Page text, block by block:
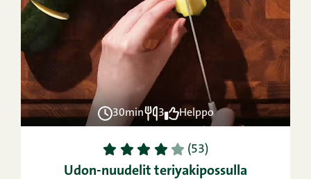
30min 3 Helppo
1 2 3 4 5 (53)
Udon-nuudelit teriyakipossulla